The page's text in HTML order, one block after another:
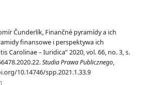
Čunderlík, Finančné pyramídy a ich
finansowe i perspektywa ich
Carolinae – Iuridica” 2020, vol. 66, no. 3, s.
Studia Prawa Publicznego,
10.14746/spp.2021.1.33.9